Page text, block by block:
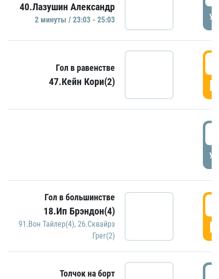
40.Лазушин Александр
2 минуты / 23:03 - 25:03
Гол в равенстве
47.Кейн Кори(2)
Гол в большинстве
18.Ип Брэндон(4)
91.Вон Тайлер(4), 26.Сквайрз
Грег(2)
Толчок на борт